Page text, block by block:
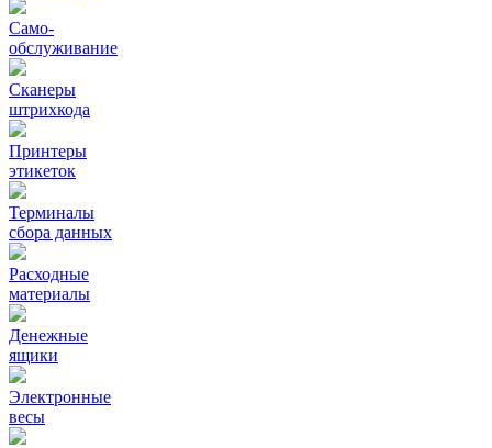
Само-
обслуживание
Сканеры
штрихкода
Принтеры
этикеток
Терминалы
сбора данных
Расходные
материалы
Денежные
ящики
Электронные
весы